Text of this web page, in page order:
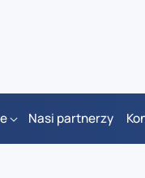
Nasi partnerzy